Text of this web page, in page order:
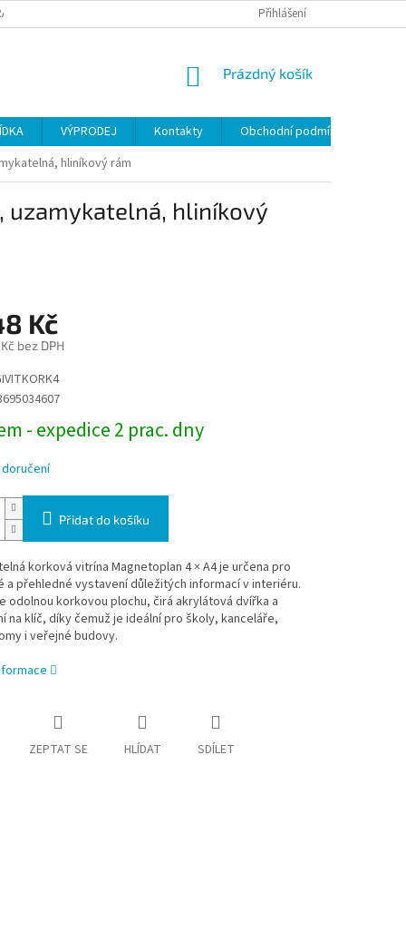
OSOBNÍCH ÚDAJŮ Přihlášení
NÁKUPNÍ
Prázdný košík
VÝPRODEJ Kontakty
Obchodní podmínky
hliníkový rám
uzamykatelná, hliníkový
Kč
bez DPH
- expedice 2 prac. dny
Přidat do košíku
korková vitrína Magnetoplan 4 × A4 je určena pro
a přehledné vystavení důležitých informací v interiéru.
odolnou korkovou plochu, čirá akrylátová dvířka a
na klíč, díky čemuž je ideální pro školy, kanceláře,
i veřejné budovy.
ZEPTAT SE HLÍDAT SDÍLET